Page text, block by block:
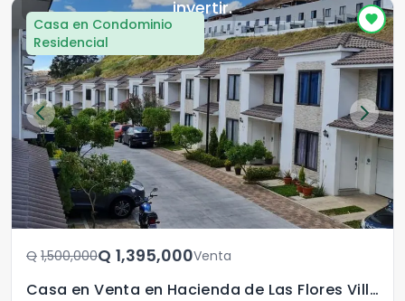
invertir.
Casa en Condominio
Residencial
Q	1,500,000 Q	1,395,000Venta
Casa en Venta en Hacienda de Las Flores Villa Nueva